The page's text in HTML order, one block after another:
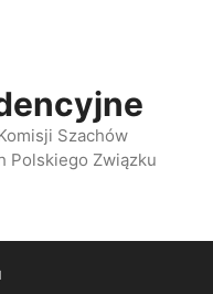
Szachów
Polskiego Związku